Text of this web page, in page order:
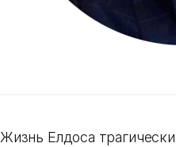
Жизнь Елдоса